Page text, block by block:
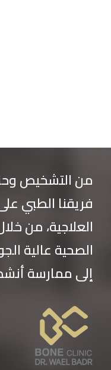
من التشخيص
فريقنا الطبي
العلاجية، من
الصحية عالية
إلى ممارسة